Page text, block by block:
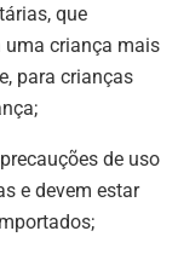
que
uma criança mais
para crianças
de uso
e devem estar